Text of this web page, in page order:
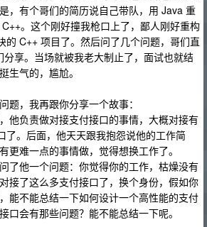
，有个哥们的简历说自己带队，用 Java 重
。这个刚好撞我枪口上了，鄙人刚好重构
的 C++ 项目了。然后问了几个问题，哥们直
分享。当场就被我老大制止了，面试也就结
生气的，尴尬。
题，我再跟你分享一个故事：
他负责做对接支付接口的事情，大概对接有
了。后面，他天天跟我抱怨说他的工作简
更难一点的事情做，觉得想换工作了。
了他一个问题：你觉得你的工作，枯燥没有
接了这么多支付接口了，换个身份，假如你
能不能总结一下如何设计一个高性能的支付
口会有那些问题？能不能总结一下呢。